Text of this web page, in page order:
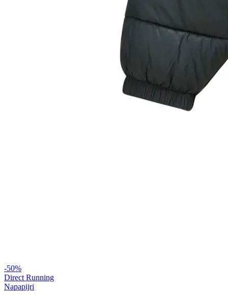
-50%
Direct Running
Napapijri